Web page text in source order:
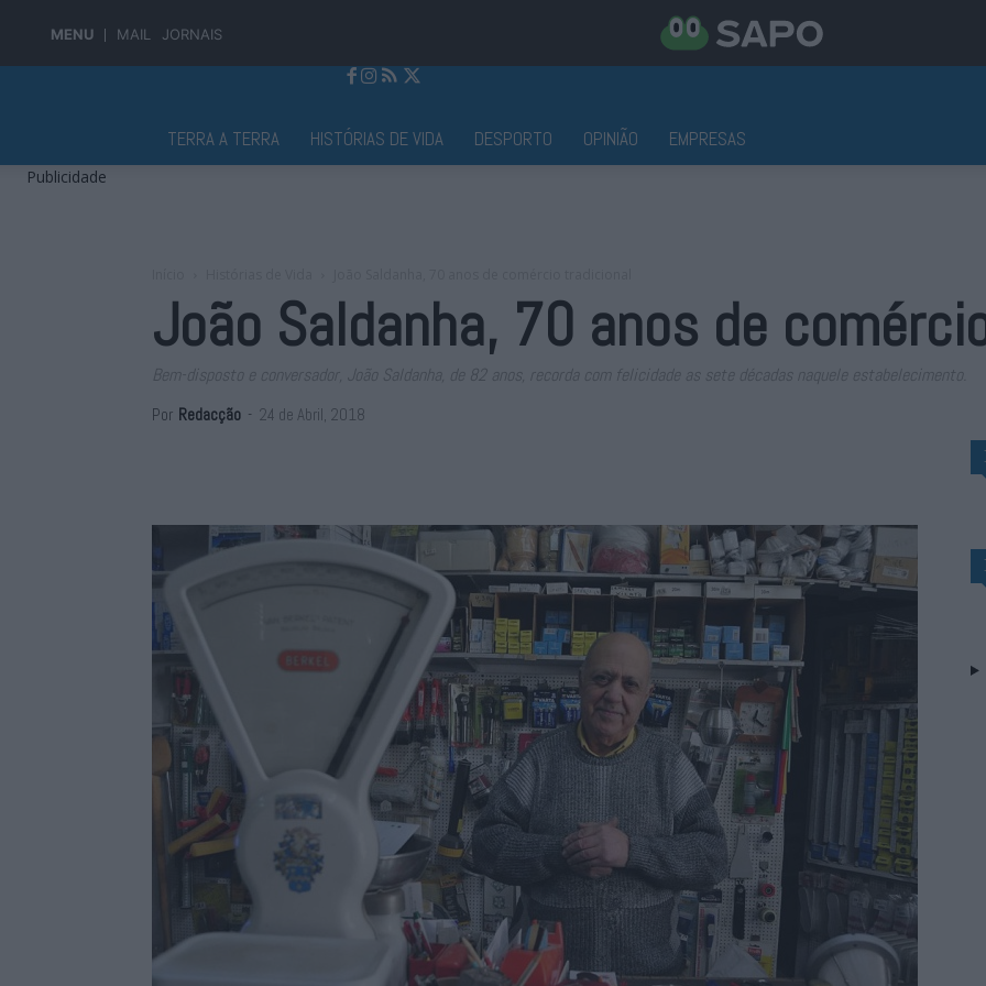
MENU MAIL JORNAIS
TERRA A TERRA HISTÓRIAS DE VIDA DESPORTO OPINIÃO EMPRESAS
Publicidade
João Saldanha, 70 anos de
Bem-disposto e conversador, João Saldanha, de 82 anos, recorda com felicidade as sete décadas naquele estabelecimento.
Por Redacção - 24 de Abril, 2018